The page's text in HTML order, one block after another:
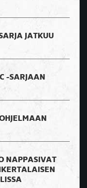
JATKUU
-SARJAAN
NAPPASIVAT